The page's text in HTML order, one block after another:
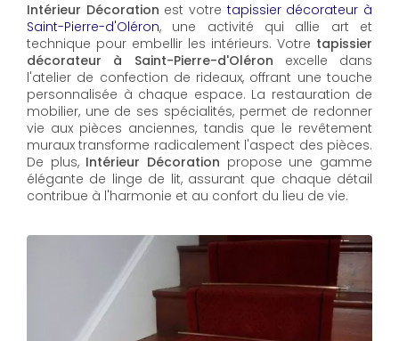
Intérieur Décoration est votre tapissier décorateur à
Saint-Pierre-d'Oléron, une activité qui allie art et
technique pour embellir les intérieurs. Votre tapissier
décorateur à Saint-Pierre-d'Oléron excelle dans
l'atelier de confection de rideaux, offrant une touche
personnalisée à chaque espace. La restauration de
mobilier, une de ses spécialités, permet de redonner
vie aux pièces anciennes, tandis que le revêtement
muraux transforme radicalement l'aspect des pièces.
De plus, Intérieur Décoration propose une gamme
élégante de linge de lit, assurant que chaque détail
contribue à l'harmonie et au confort du lieu de vie.